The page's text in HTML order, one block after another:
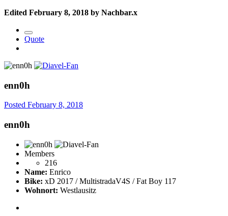
Edited February 8, 2018 by Nachbar.x
Quote
enn0h
Posted February 8, 2018
enn0h
Members
216
Name: Enrico
Bike: xD 2017 / MultistradaV4S / Fat Boy 117
Wohnort: Westlausitz